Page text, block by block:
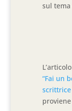
sul
L’articolo
“Fai un